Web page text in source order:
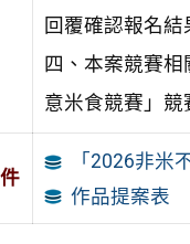
回覆確認報名
四、本案競賽
意米食競賽」競
「2026非米
作品提案表